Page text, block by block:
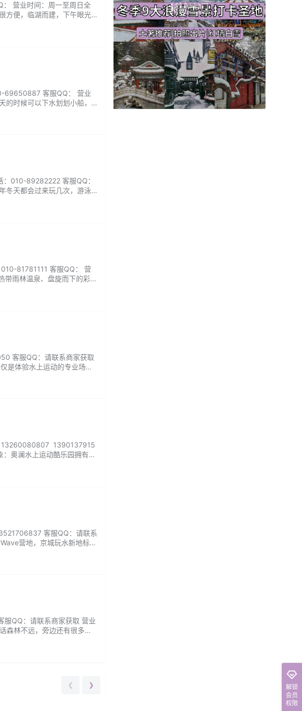
： 营业时间：周一至周日全
方便，临湖而建，下午眼光
69650887 客服QQ： 营业
时候可以下水划划小船，
010-89282222 客服QQ：
冬天都会过来玩几次，游泳
81781111 客服QQ： 营
雨林温泉、盘旋而下的彩虹
客服QQ：请联系商家获取
是体验水上运动的专业场
13260080807 1390137915
奥澜水上运动酷乐园拥有丰
客服QQ：请联系
营地，京城玩水新地标！
QQ：请联系商家获取 营业
森林不远，旁边还有很多民
❮ ❯
解锁
会员
权限